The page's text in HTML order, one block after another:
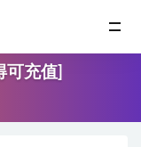
充值]